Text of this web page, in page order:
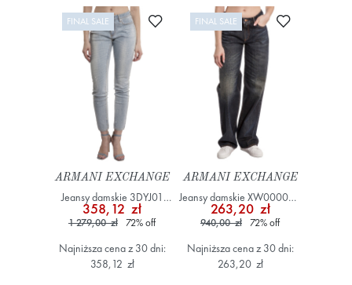
FINAL SALE Dodaj do ulubionych
ARMANI EXCHANGE
Jeansy damskie 3DYJ01
Y2VGZ Niebieski
358,12 zł
1 279,00 zł 72%off
Najniższa cena z 30 dni:
358,12 zł
FINAL SALE Dodaj do
ARMANI EXCHANGE
Jeansy damskie XW000056
AF12868
263,20 zł
940,00 zł 72%off
Najniższa cena z 30 dni:
263,20 zł